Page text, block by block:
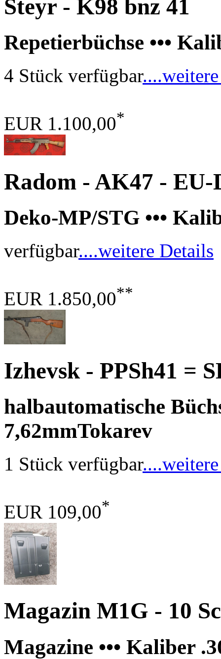
Steyr - K98 bnz 41
Repetierbüchse •••
4 Stück verfügbar
EUR 1.100,00*
Radom - AK47 -
Deko-MP/STG •••
verfügbar....weitere Details
EUR 1.850,00**
Izhevsk - PPSh41 =
halbautomatische
7,62mmTokarev
1 Stück verfügbar
EUR 109,00*
Magazin M1G - 10
Magazine ••• Kaliber